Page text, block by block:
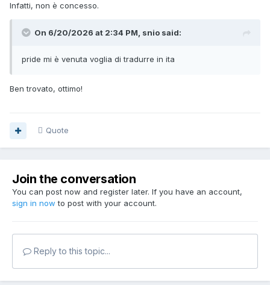
Infatti, non è concesso.
On 6/20/2026 at 2:34 PM, snio said:
pride mi è venuta voglia di tradurre in ita
Ben trovato, ottimo!
Quote
Join the conversation
You can post now and register later. If you have an account,
sign in now to post with your account.
Reply to this topic...